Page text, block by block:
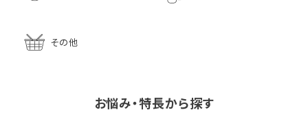
その他
お悩み・特長から探す